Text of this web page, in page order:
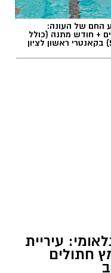
החם של העונה:
+ חודש מתנה (כולל
בקאנטרי ראשון לציון
עיריית
חתולים